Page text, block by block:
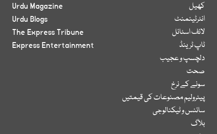
کھیل
انٹرٹینمنٹ
لائف اسٹائل
ٹاپ ٹرینڈ
دلچسپ و عجیب
صحت
سونے کے نرخ
پیٹرولیم مصنوعات کی قیمتیں
سائنس و ٹیکنالوجی
بلاگ
Urdu Magazine
Urdu Blogs
The Express Tribune
Express Entertainment